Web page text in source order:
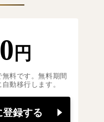
円
料です。無料期間
動移行します。
登録する